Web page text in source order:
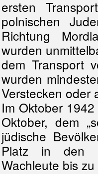
ersten
polnischen
Richtung
wurden
dem Transport
wurden
Verstecken oder
Im Oktober
Oktober, dem
jüdische
Platz in den
Wachleute bis